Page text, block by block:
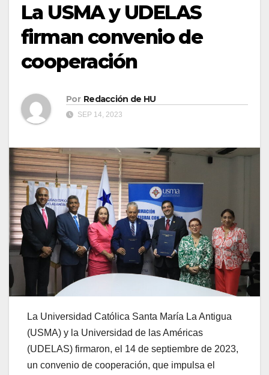
La USMA y UDELAS
firman convenio de
cooperación
Por Redacción de HU
SEP 14, 2023
La Universidad Católica Santa María La Antigua
(USMA) y la Universidad de las Américas
(UDELAS) firmaron, el 14 de septiembre de 2023,
un convenio de cooperación, que impulsa el